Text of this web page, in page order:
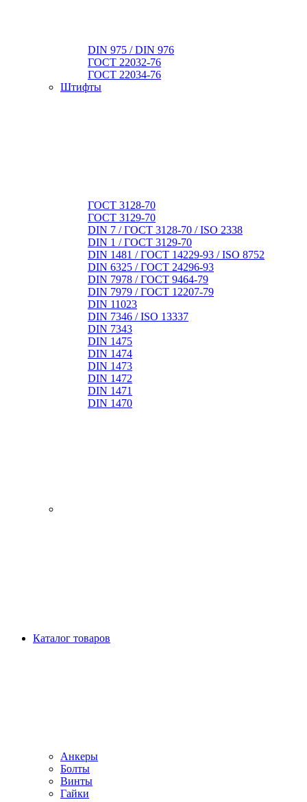
DIN 975 / DIN 976
ГОСТ 22032-76
ГОСТ 22034-76
Штифты
ГОСТ 3128-70
ГОСТ 3129-70
DIN 7 / ГОСТ 3128-70 / ISO 2338
DIN 1 / ГОСТ 3129-70
DIN 1481 / ГОСТ 14229-93 / ISO 8752
DIN 6325 / ГОСТ 24296-93
DIN 7978 / ГОСТ 9464-79
DIN 7979 / ГОСТ 12207-79
DIN 11023
DIN 7346 / ISO 13337
DIN 7343
DIN 1475
DIN 1474
DIN 1473
DIN 1472
DIN 1471
DIN 1470
Каталог товаров
Анкеры
Болты
Винты
Гайки